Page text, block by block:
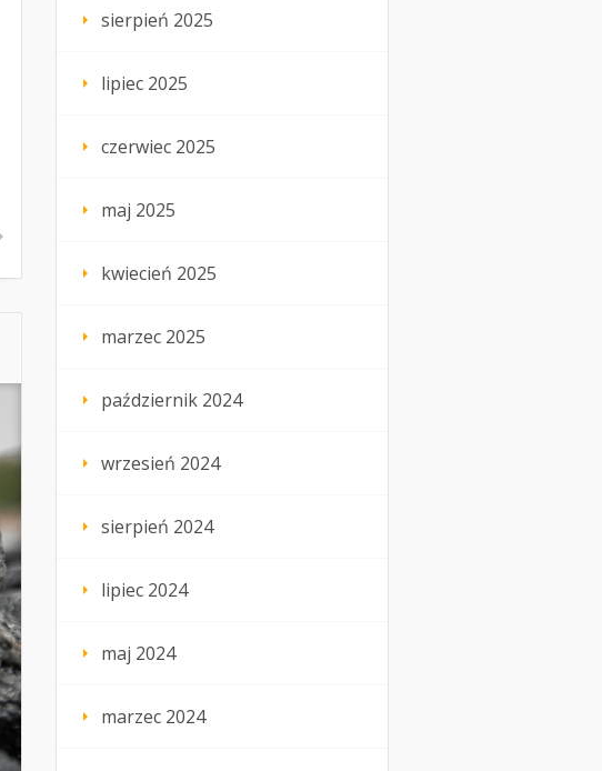
sierpień 2025
lipiec 2025
czerwiec 2025
maj 2025
kwiecień 2025
marzec 2025
październik 2024
wrzesień 2024
sierpień 2024
lipiec 2024
maj 2024
marzec 2024